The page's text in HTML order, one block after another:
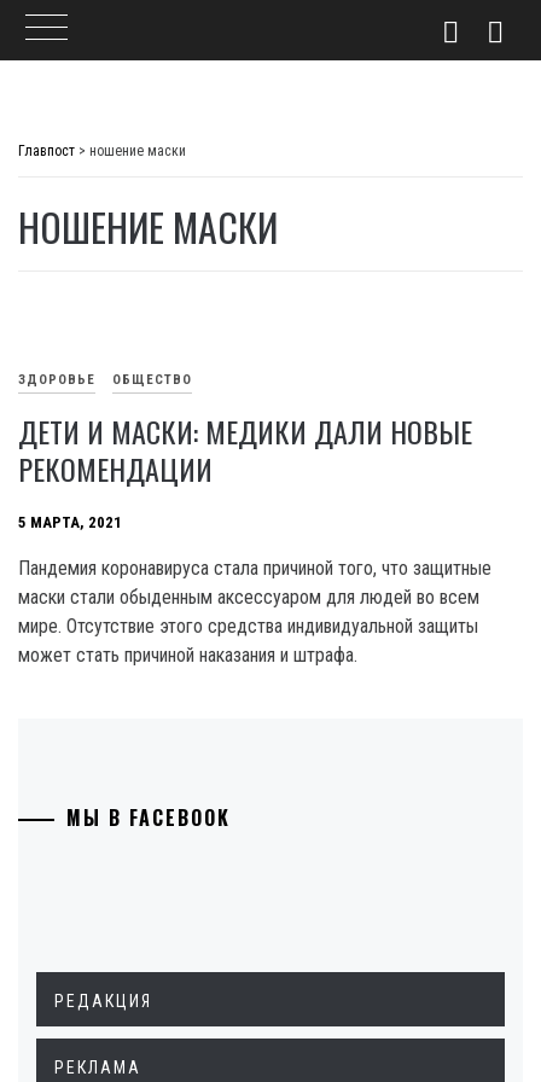
Главпост > ношение маски
НОШЕНИЕ МАСКИ
ЗДОРОВЬЕ ОБЩЕСТВО
ДЕТИ И МАСКИ: МЕДИКИ ДАЛИ НОВЫЕ
РЕКОМЕНДАЦИИ
5 МАРТА, 2021
Пандемия коронавируса стала причиной того, что защитные
маски стали обыденным аксессуаром для людей во всем
мире. Отсутствие этого средства индивидуальной защиты
может стать причиной наказания и штрафа.
МЫ В FACEBOOK
РЕДАКЦИЯ
РЕКЛАМА